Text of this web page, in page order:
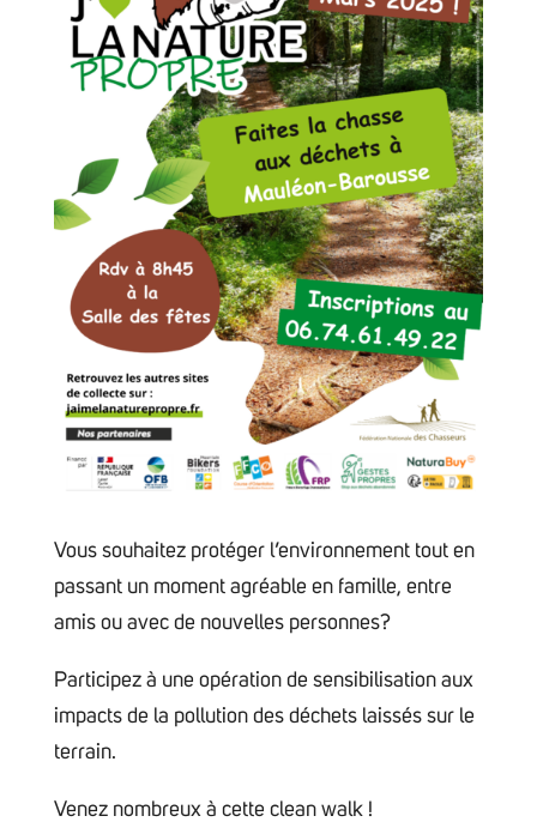
Vous souhaitez protéger l’environnement tout en
passant un moment agréable en famille, entre
amis ou avec de nouvelles personnes?
Participez à une opération de sensibilisation aux
impacts de la pollution des déchets laissés sur le
terrain.
Venez nombreux à cette clean walk !